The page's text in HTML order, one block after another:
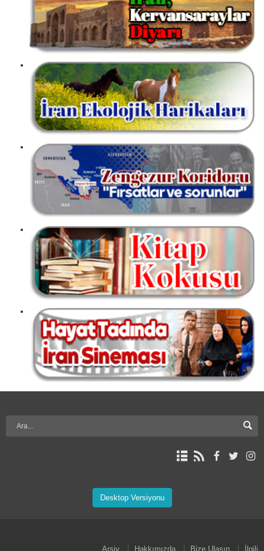
Desktop Versiyonu
Arşiv Hakkımızda Bize Ulaşın İlgili